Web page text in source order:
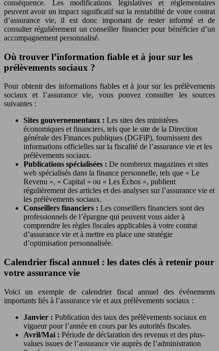
conséquence. Les modifications législatives et réglementaires
peuvent avoir un impact significatif sur la rentabilité de votre contrat
d’assurance vie, il est donc important de rester informé et de
consulter régulièrement un conseiller financier pour bénéficier d’un
accompagnement personnalisé.
Où trouver l’information fiable et à jour sur les
prélèvements sociaux ?
Pour obtenir des informations fiables et à jour sur les prélèvements
sociaux et l’assurance vie, vous pouvez consulter les sources
suivantes :
Sites gouvernementaux : Les sites des ministères
économiques et financiers, tels que le site de la Direction
générale des Finances publiques (DGFiP), fournissent des
informations officielles sur la fiscalité de l’assurance vie et les
prélèvements sociaux.
Publications spécialisées : De nombreux magazines et sites
web spécialisés dans la finance personnelle, tels que « Le
Revenu », « Capital » ou « Les Échos », publient
régulièrement des articles et des analyses sur l’assurance vie et
les prélèvements sociaux.
Conseillers financiers : Les conseillers financiers sont des
professionnels de l’épargne qui peuvent vous aider à
comprendre les règles fiscales applicables à votre contrat
d’assurance vie et à mettre en place une stratégie
d’optimisation personnalisée.
Calendrier fiscal annuel : les dates clés à retenir pour
votre assurance vie
Voici un exemple de calendrier fiscal annuel des événements
importants liés à l’assurance vie et aux prélèvements sociaux :
Janvier : Publication des taux des prélèvements sociaux en
vigueur pour l’année en cours par les autorités fiscales.
Avril/Mai : Période de déclaration des revenus et des plus-
values issues de l’assurance vie auprès de l’administration